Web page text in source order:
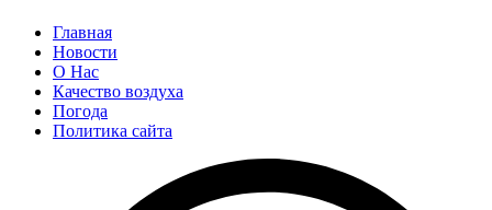
Главная
Новости
О Нас
Качество воздуха
Погода
Политика сайта